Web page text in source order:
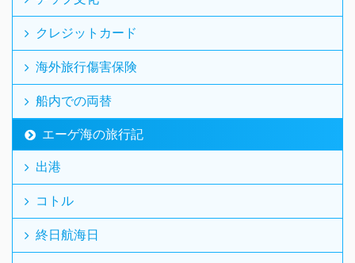
クレジットカード
海外旅行傷害保険
船内での両替
エーゲ海の旅行記
出港
コトル
終日航海日